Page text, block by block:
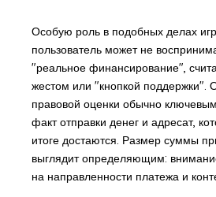
Особую роль в подобных делах
пользователь может не
"реальное финансирование",
жестом или "кнопкой поддержки".
правовой оценки обычно
факт отправки денег и адресат,
итоге достаются. Размер суммы
выглядит определяющим:
на направленности платежа и